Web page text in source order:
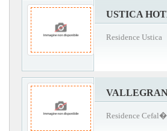
USTICA
Residence Ustica
Residence Cefal�